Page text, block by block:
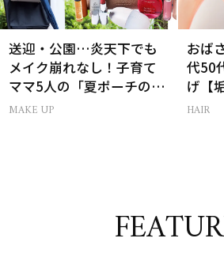
送迎・公園…炎天下でも
メイク崩れなし！子育て
ママ5人の「夏ポーチの中
身」
MAKE UP
おば
代50
げ【
のルー
HAIR